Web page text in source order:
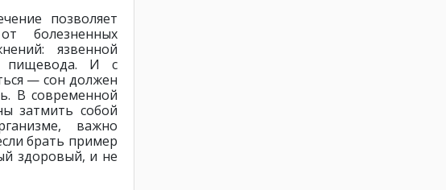
позволяет
болезненных
язвенной
пищевода. И с
— сон должен
В современной
затмить собой
важно
брать пример
здоровый, и не